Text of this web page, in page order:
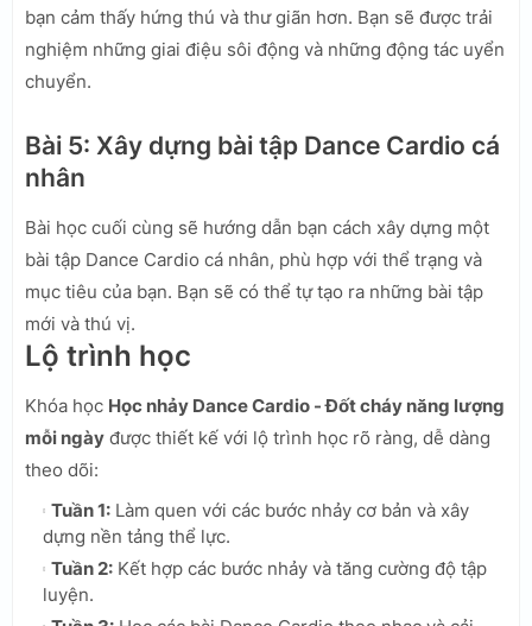
bạn cảm thấy hứng thú và thư giãn hơn. Bạn sẽ được trải
nghiệm những giai điệu sôi động và những động tác uyển
chuyển.
Bài 5: Xây dựng bài tập Dance Cardio cá
nhân
Bài học cuối cùng sẽ hướng dẫn bạn cách xây dựng một
bài tập Dance Cardio cá nhân, phù hợp với thể trạng và
mục tiêu của bạn. Bạn sẽ có thể tự tạo ra những bài tập
mới và thú vị.
Lộ trình học
Khóa học Học nhảy Dance Cardio - Đốt cháy năng lượng
mỗi ngày được thiết kế với lộ trình học rõ ràng, dễ dàng
theo dõi:
Tuần 1: Làm quen với các bước nhảy cơ bản và xây
dựng nền tảng thể lực.
Tuần 2: Kết hợp các bước nhảy và tăng cường độ tập
luyện.